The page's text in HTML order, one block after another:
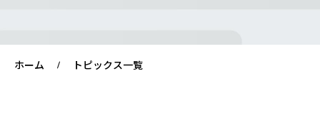
ホーム トピックス一覧